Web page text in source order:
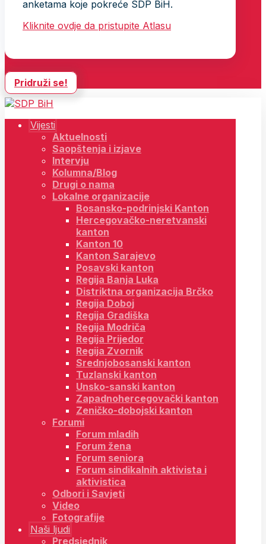
anketama koje pokreće SDP BiH.
Kliknite ovdje da pristupite Atlasu
Pridruži se!
Vijesti
Aktuelnosti
Saopštenja i izjave
Intervju
Kolumna/Blog
Drugi o nama
Lokalne organizacije
Bosansko-podrinjski Kanton
Hercegovačko-neretvanski
kanton
Kanton 10
Kanton Sarajevo
Posavski kanton
Regija Banja Luka
Distriktna organizacija Brčko
Regija Doboj
Regija Gradiška
Regija Modriča
Regija Prijedor
Regija Zvornik
Srednjobosanski kanton
Tuzlanski kanton
Unsko-sanski kanton
Zapadnohercegovački kanton
Zeničko-dobojski kanton
Forumi
Forum mladih
Forum žena
Forum seniora
Forum sindikalnih aktivista i
aktivistica
Odbori i Savjeti
Video
Fotografije
Naši ljudi
Predsjednik